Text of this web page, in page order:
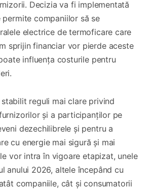
Decizia va fi implementată
companiilor să se
electrice de termoficare care
sprijin financiar vor pierde aceste
influența costurile pentru
reguli mai clare privind
și a participanților pe
dezechilibrele și pentru a
cu energie mai sigură și mai
vor intra în vigoare etapizat, unele
anului 2026, altele începând cu
companiile, cât și consumatorii